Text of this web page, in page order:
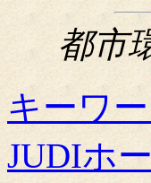
都市
キーワ
JUDIホ